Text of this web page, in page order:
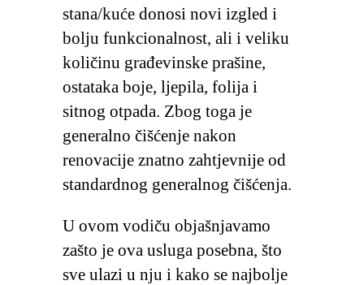
stana/kuće donosi novi izgled i
bolju funkcionalnost, ali i veliku
količinu građevinske prašine,
ostataka boje, ljepila, folija i
sitnog otpada. Zbog toga je
generalno čišćenje nakon
renovacije znatno zahtjevnije od
standardnog generalnog čišćenja.
U ovom vodiču objašnjavamo
zašto je ova usluga posebna, što
sve ulazi u nju i kako se najbolje